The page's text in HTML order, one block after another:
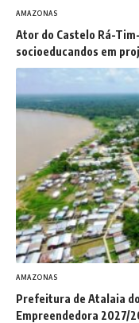
AMAZONAS
Ator do Castelo Rá-
socioeducandos em
AMAZONAS
Prefeitura de Atalaia
Empreendedora 2027/